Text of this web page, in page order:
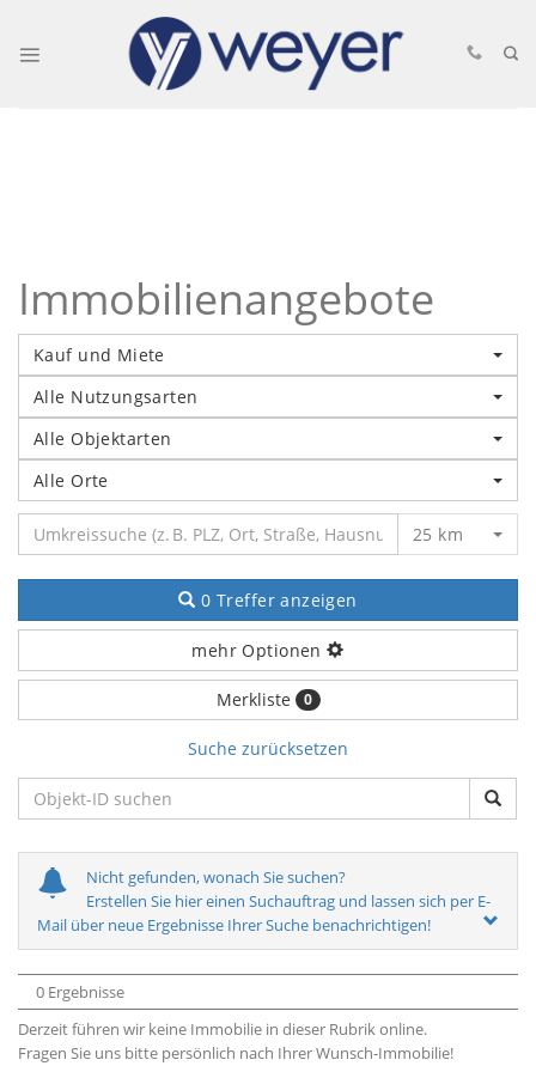
content
Immobilienangebote
Kauf und Miete
Alle Nutzungsarten
Alle Objektarten
Alle Orte
25 km
0 Treffer anzeigen
mehr Optionen
Merkliste 0
Suche zurücksetzen
Nicht gefunden, wonach Sie suchen?
Erstellen Sie hier einen Suchauftrag und lassen sich per E-
Mail über neue Ergebnisse Ihrer Suche benachrichtigen!
0 Ergebnisse
Derzeit führen wir keine Immobilie in dieser Rubrik online.
Fragen Sie uns bitte persönlich nach Ihrer Wunsch-Immobilie!